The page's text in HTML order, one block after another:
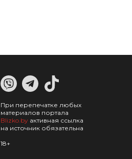
При перепечатке любых
материалов портала
Blizko.by активная ссылка
на источник обязательна
18+